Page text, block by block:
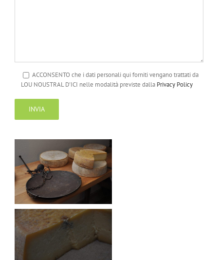
ACCONSENTO che i dati personali qui forniti vengano trattati da
LOU NOUSTRAL D'ICI nelle modalità previste dalla Privacy Policy